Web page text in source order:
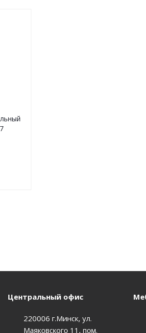
Центральный офис
220006 г.Минск, ул.
Маяковского 11, пом.